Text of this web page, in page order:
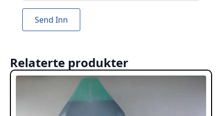
Relaterte produkter